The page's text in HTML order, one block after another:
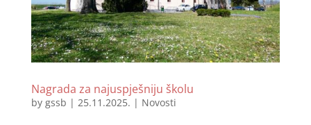
Nagrada za najuspješniju školu
by gssb | 25.11.2025. | Novosti